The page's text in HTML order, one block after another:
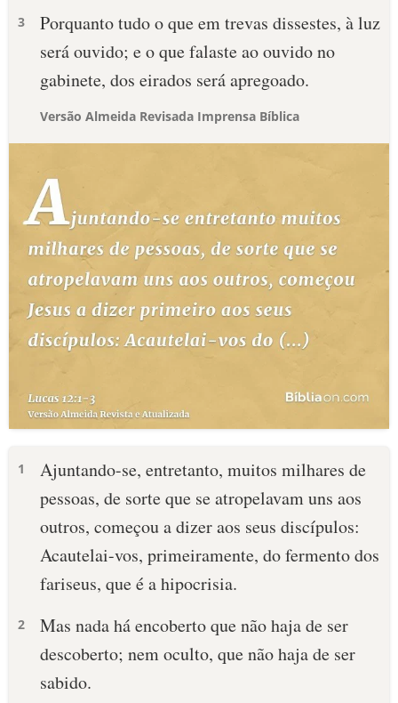
3
Porquanto tudo o que em trevas dissestes, à luz
será ouvido; e o que falaste ao ouvido no
gabinete, dos eirados será apregoado.
Versão Almeida Revisada Imprensa Bíblica
1
Ajuntando-se, entretanto, muitos milhares de
pessoas, de sorte que se atropelavam uns aos
outros, começou a dizer aos seus discípulos:
Acautelai-vos, primeiramente, do fermento dos
fariseus, que é a hipocrisia.
2
Mas nada há encoberto que não haja de ser
descoberto; nem oculto, que não haja de ser
sabido.